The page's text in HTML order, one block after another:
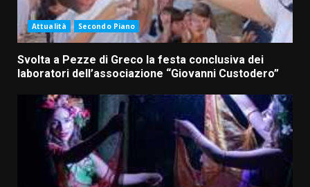
Attualità Secondo Piano
Svolta a Pezze di Greco la festa conclusiva dei
laboratori dell’associazione “Giovanni Custodero”